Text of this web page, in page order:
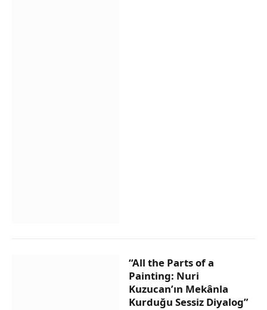
“All the Parts of a
Painting: Nuri
Kuzucan’ın Mekânla
Kurduğu Sessiz Diyalog”